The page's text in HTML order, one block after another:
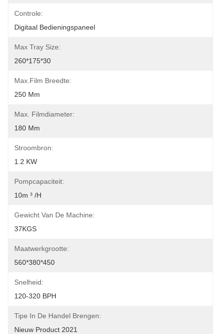
Controle:
Digitaal Bedieningspaneel
Max Tray Size:
260*175*30
Max.Film Breedte:
250 Mm
Max. Filmdiameter:
180 Mm
Stroombron:
1.2 KW
Pompcapaciteit:
10m ³ /h
Gewicht Van De Machine:
37KGS
Maatwerkgrootte:
560*380*450
Snelheid:
120-320 BPH
Tipe In De Handel Brengen:
Nieuw Product 2021